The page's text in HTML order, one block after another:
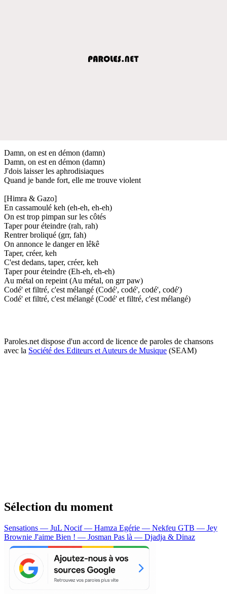
Damn, on est en démon (damn)
Damn, on est en démon (damn)
J'dois laisser les aphrodisiaques
Quand je bande fort, elle me trouve violent
[Himra & Gazo]
En cassamoulé keh (eh-eh, eh-eh)
On est trop pimpan sur les côtés
Taper pour éteindre (rah, rah)
Rentrer broliqué (grr, fah)
On annonce le danger en lêkê
Taper, créer, keh
C'est dedans, taper, créer, keh
Taper pour éteindre (Eh-eh, eh-eh)
Au métal on repeint (Au métal, on grr paw)
Codé' et filtré, c'est mélangé (Codé', codé', codé', codé')
Codé' et filtré, c'est mélangé (Codé' et filtré, c'est mélangé)
Paroles.net dispose d'un accord de licence de paroles de chansons
avec la Société des Editeurs et Auteurs de Musique (SEAM)
Sélection du moment
Sensations — JuL Nocif — Hamza Egérie — Nekfeu GTB — Jey
Brownie J'aime Bien ! — Josman Pas là — Djadja & Dinaz